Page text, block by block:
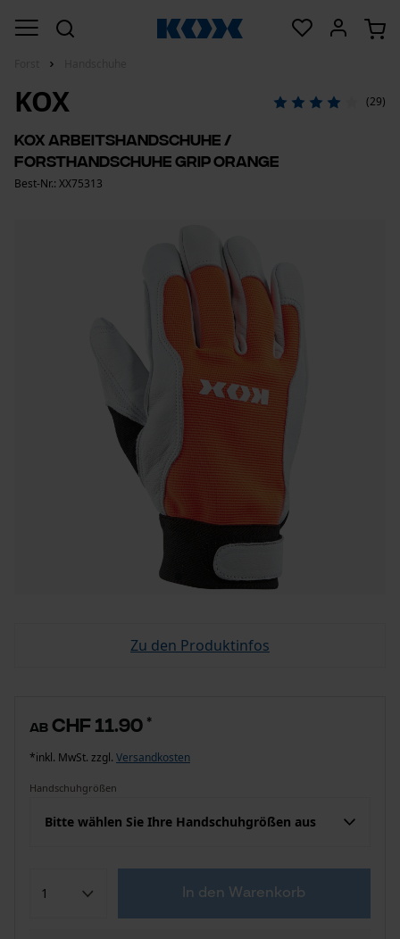
KOX (29)
KOX Arbeitshandschuhe /
Forsthandschuhe Grip Orange
Best-Nr.: XX75313
Zu den Produktinfos
ab CHF 11.90 *
*inkl. MwSt. zzgl. Versandkosten
Handschuhgrößen
Bitte wählen Sie Ihre Handschuhgrößen aus
In den Warenkorb